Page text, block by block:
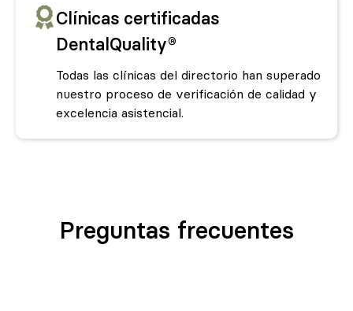
Clínicas certificadas
DentalQuality®
Todas las clínicas del directorio han superado
nuestro proceso de verificación de calidad y
excelencia asistencial.
Preguntas frecuentes